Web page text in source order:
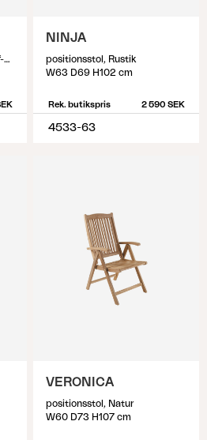
positionsstol, Light Grey/Off-White
NINJA
positionsstol, Rustik
W63 D69 H102 cm
Rek. butikspris 2 590 SEK
4533-63
VERONICA
positionsstol, Natur
W60 D73 H107 cm